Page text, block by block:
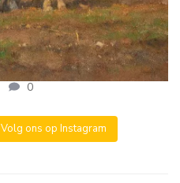
0
Volg ons op Instagram